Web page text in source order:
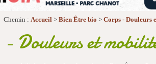
Chemin : Accueil > Bien Être bio > Corps - Douleurs
Douleurs et